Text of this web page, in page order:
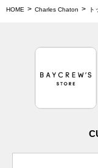
HOME Charles Chaton ト